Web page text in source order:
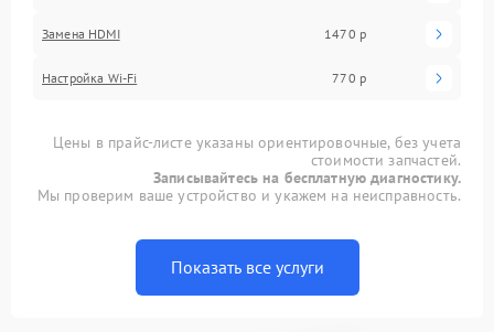
Замена HDMI 1470 р
Настройка Wi-Fi 770 р
Цены в прайс-листе указаны ориентировочные, без учета
стоимости запчастей.
Записывайтесь на бесплатную диагностику.
Мы проверим ваше устройство и укажем на неисправность.
Показать все услуги